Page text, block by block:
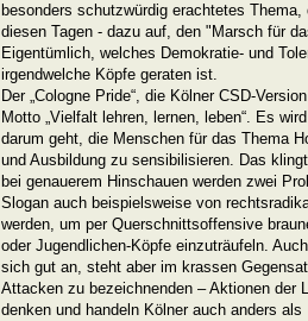
besonders schutzwürdig erachtetes
diesen Tagen - dazu auf, den "Marsch für
Eigentümlich, welches Demokratie- und
irgendwelche Köpfe geraten ist.
Der „Cologne Pride“, die Kölner CSD-
Motto „Vielfalt lehren, lernen, leben“. Es
darum geht, die Menschen für das Thema
und Ausbildung zu sensibilisieren. Das
bei genauerem Hinschauen werden zwei
Slogan auch beispielsweise von
werden, um per Querschnittsoffensive
oder Jugendlichen-Köpfe einzuträufeln.
sich gut an, steht aber im krassen
Attacken zu bezeichnenden – Aktionen der
denken und handeln Kölner auch anders